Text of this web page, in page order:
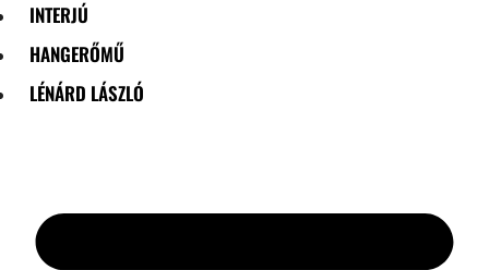
INTERJÚ
HANGERŐMŰ
LÉNÁRD LÁSZLÓ